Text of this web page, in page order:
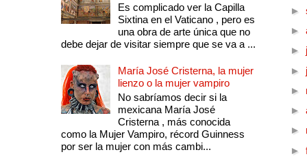
Es complicado ver la Capilla
Sixtina en el Vaticano , pero es
una obra de arte única que no
debe dejar de visitar siempre que se va a ...
María José Cristerna, la mujer
lienzo o la mujer vampiro
No sabríamos decir si la
mexicana María José
Cristerna , más conocida
como la Mujer Vampiro, récord Guinness
por ser la mujer con más cambi...
►
►
►
►
►
►
►
►